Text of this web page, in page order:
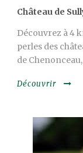
Château de
Découvrez à 4
perles des
de Chenonceau,
Découvrir